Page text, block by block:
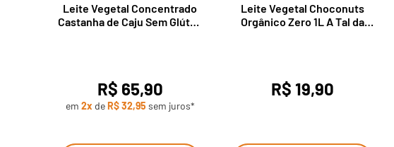
Leite Vegetal Concentrado
Castanha de Caju Sem Glúten
R$ 65,90
em 2x deR$ 32,95 sem juros*
Leite Vegetal Choconuts
Orgânico Zero 1L A Tal da
R$ 19,90